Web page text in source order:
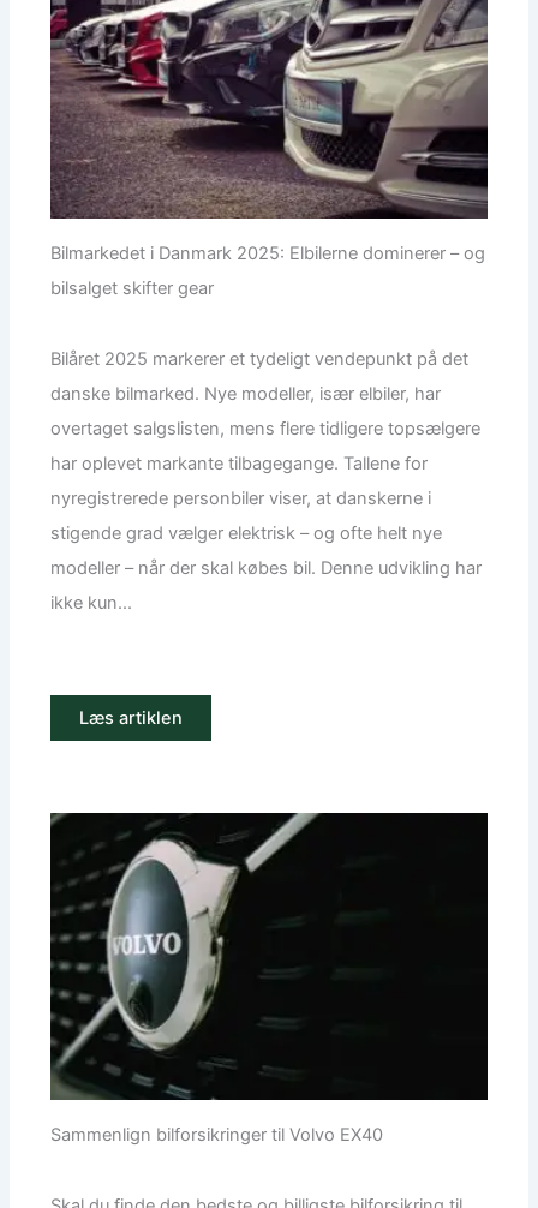
Bilmarkedet i Danmark 2025: Elbilerne dominerer – og
bilsalget skifter gear
Bilåret 2025 markerer et tydeligt vendepunkt på det
danske bilmarked. Nye modeller, især elbiler, har
overtaget salgslisten, mens flere tidligere topsælgere
har oplevet markante tilbagegange. Tallene for
nyregistrerede personbiler viser, at danskerne i
stigende grad vælger elektrisk – og ofte helt nye
modeller – når der skal købes bil. Denne udvikling har
ikke kun...
Læs artiklen
Sammenlign bilforsikringer til Volvo EX40